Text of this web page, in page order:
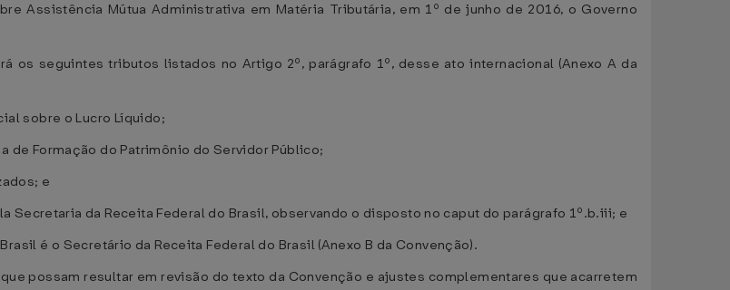
Assistência Mútua Administrativa em Matéria Tributária, em 1º de junho de 2016, o Governo
os seguintes tributos listados no Artigo 2º, parágrafo 1º, desse ato internacional (Anexo A da
sobre o Lucro Líquido;
de Formação do Patrimônio do Servidor Público;
e
da Receita Federal do Brasil, observando o disposto no caput do parágrafo 1º.b.iii; e
é o Secretário da Receita Federal do Brasil (Anexo B da Convenção).
possam resultar em revisão do texto da Convenção e ajustes complementares que acarretem